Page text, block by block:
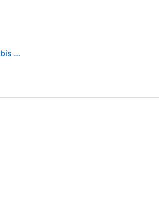
GARDENA 00436-20 Streuwagen Streubreite (Bereich) 150 bis 600 cm 18 l